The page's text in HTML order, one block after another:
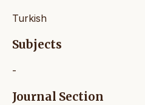
Turkish
Subjects
-
Journal Section